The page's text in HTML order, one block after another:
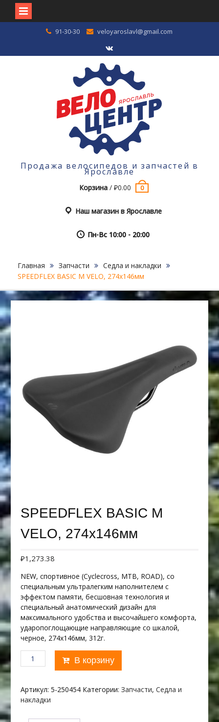
91-30-30 veloyaroslavl@gmail.com
VK
Продажа велосипедов и запчастей в
Ярославле
Корзина /₽0.00 0
Наш магазин в Ярославле
Пн-Вс 10:00 - 20:00
Главная Запчасти
Седла и накладки
SPEEDFLEX BASIC M VELO, 274х146мм
SPEEDFLEX BASIC M
VELO, 274х146мм
₽1,273.38
NEW, спортивное (Cyclecross, МТВ, ROAD), со
специальным ультралегким наполнителем с
эффектом памяти, бесшовная технология и
специальный анатомический дизайн для
максимального удобства и высочайшего комфорта,
ударопоглощающие направляющие со шкалой,
черное, 274х146мм, 312г.
Количество
товара
BASIC
M
274х146мм
В корзину
Артикул: 5-250454 Категории: Запчасти, Седла и
накладки